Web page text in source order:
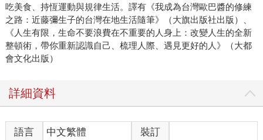
吃美食、持恆運動與規律生活。譯有《我成為台灣歐巴醬的修練
之路：近藤彌生子的台灣在地生活隨筆》（大旗出版社出版）、
《人生有限，生命不要浪費在不重要的人身上：改變人生的全新
整頓術，帶你重新認識自己、梳理人際、遇見更好的人》（大都
會文化出版）
詳細資料
語言 中文繁體
裝訂